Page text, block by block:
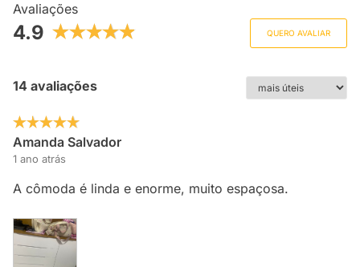
Avaliações
4.9 QUERO AVALIAR
14 avaliações
Amanda Salvador
1 ano atrás
A cômoda é linda e enorme, muito espaçosa.